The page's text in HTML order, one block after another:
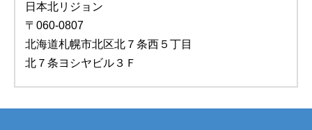
日本北リジョン
〒060-0807
北海道札幌市北区北７条西５丁目
北７条ヨシヤビル３Ｆ